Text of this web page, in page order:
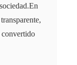
convertido